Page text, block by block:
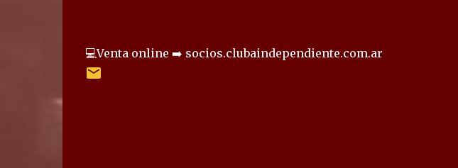
💻Venta online ➡️ socios.clubaindependiente.com.ar